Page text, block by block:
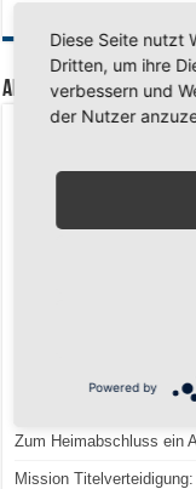
Aktuelle Beiträge
Schuljahr
Team LOCO Germany
Historischer Triumph in
zum Deutschen Meister
Zum Heimabschluss ein
Mission
Diese Seite nutzt
Dritten, um ihre
verbessern und
der Nutzer
Powered by